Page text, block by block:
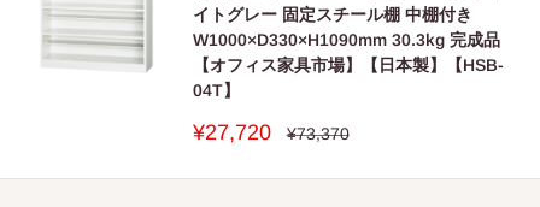
イトグレー 固定スチール棚 中棚付き
W1000×D330×H1090mm 30.3kg 完成品
【オフィス家具市場】【日本製】【HSB-
04T】
販
価
¥27,720
通
格
¥73,370